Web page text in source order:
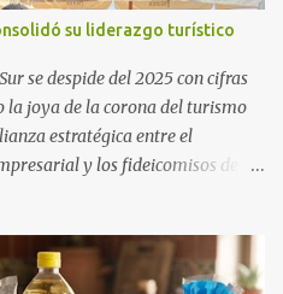
su liderazgo turístico
se despide del 2025 con cifras
la joya de la corona del turismo
estratégica entre el
y los fideicomisos de
Las proyecciones para
con un promedio estatal